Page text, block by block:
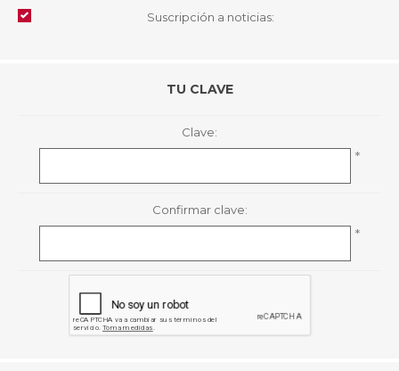
Suscripción a noticias:
TU CLAVE
Clave:
*
Confirmar clave:
*